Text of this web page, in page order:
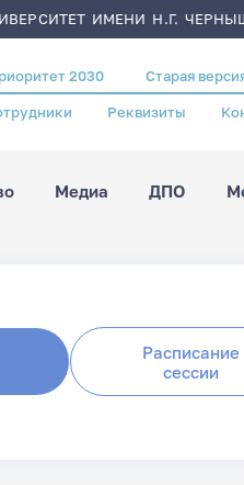
ИМЕНИ Н.Г.
2030 Старая
Реквизиты
Медиа ДПО
Расписание
сессии